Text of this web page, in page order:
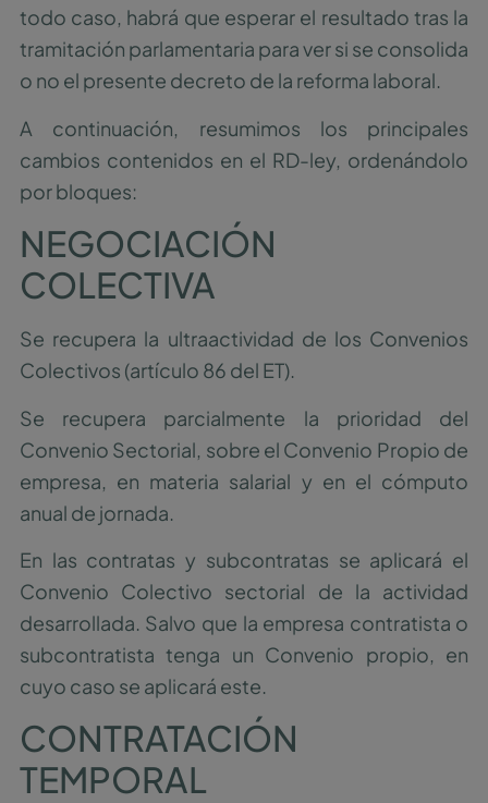
todo caso, habrá que esperar el resultado tras la
tramitación parlamentaria para ver si se consolida
o no el presente decreto de la reforma laboral.
A continuación, resumimos los principales
cambios contenidos en el RD-ley, ordenándolo
por bloques:
NEGOCIACIÓN
COLECTIVA
Se recupera la ultraactividad de los Convenios
Colectivos (artículo 86 del ET).
Se recupera parcialmente la prioridad del
Convenio Sectorial, sobre el Convenio Propio de
empresa, en materia salarial y en el cómputo
anual de jornada.
En las contratas y subcontratas se aplicará el
Convenio Colectivo sectorial de la actividad
desarrollada. Salvo que la empresa contratista o
subcontratista tenga un Convenio propio, en
cuyo caso se aplicará este.
CONTRATACIÓN
TEMPORAL